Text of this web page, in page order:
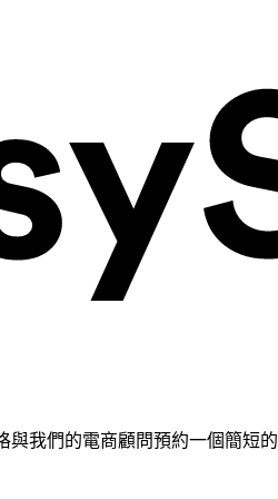
與我們的電商顧問預約一個簡短